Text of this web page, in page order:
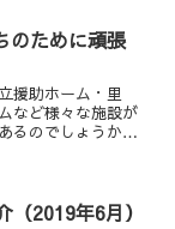
のために頑張
援助ホーム・里
など様々な施設が
るのでしょうか。
2019年6月）